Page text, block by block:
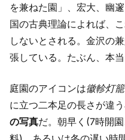
を兼ねた園」、宏大、幽
国の古典理論によれば、
しないとされる。金沢の
張している。たぶん、本当
庭園のアイコンは徽軫灯籠
に立つ二本足の長さが違う
の写真だ。朝早く(7時開